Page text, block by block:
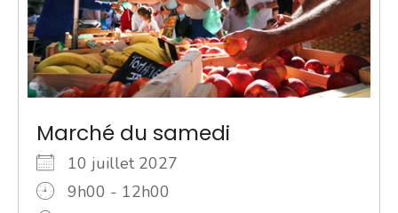
Marché du samedi
10 juillet 2027
9h00 - 12h00